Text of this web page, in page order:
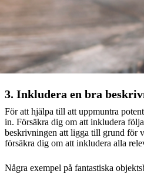
3. Inkludera en bra
För att hjälpa till att uppmuntra
in. Försäkra dig om att inkludera
beskrivningen att ligga till grund för
försäkra dig om att inkludera alla
Några exempel på fantastiska